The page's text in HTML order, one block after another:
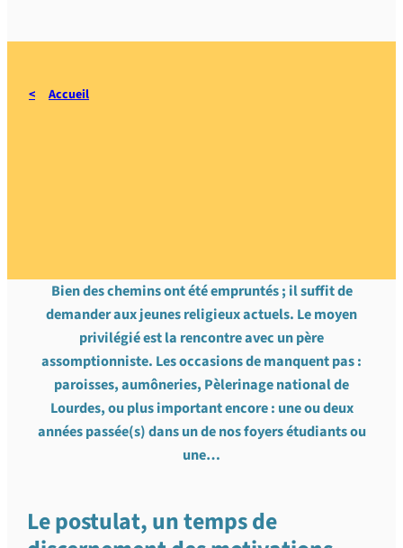
Accueil
Bien des chemins ont été empruntés ; il suffit de
demander aux jeunes religieux actuels. Le moyen
privilégié est la rencontre avec un père
assomptionniste. Les occasions de manquent pas :
paroisses, aumôneries, Pèlerinage national de
Lourdes, ou plus important encore : une ou deux
années passée(s) dans un de nos foyers étudiants ou
une…
Le postulat,un temps de